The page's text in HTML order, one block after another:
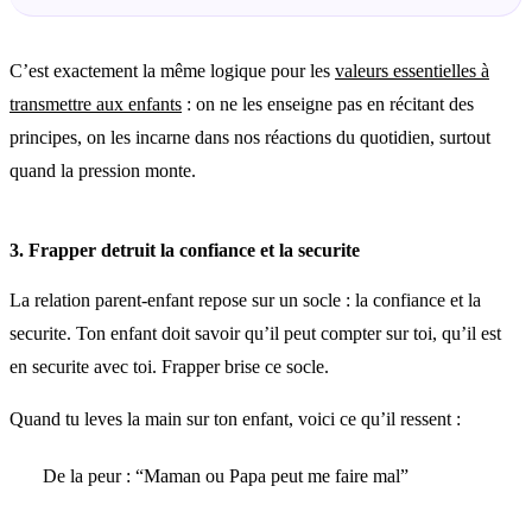
C’est exactement la même logique pour les valeurs essentielles à
transmettre aux enfants : on ne les enseigne pas en récitant des
principes, on les incarne dans nos réactions du quotidien, surtout
quand la pression monte.
3. Frapper detruit la confiance et la securite
La relation parent-enfant repose sur un socle : la confiance et la
securite. Ton enfant doit savoir qu’il peut compter sur toi, qu’il est
en securite avec toi. Frapper brise ce socle.
Quand tu leves la main sur ton enfant, voici ce qu’il ressent :
De la peur : “Maman ou Papa peut me faire mal”